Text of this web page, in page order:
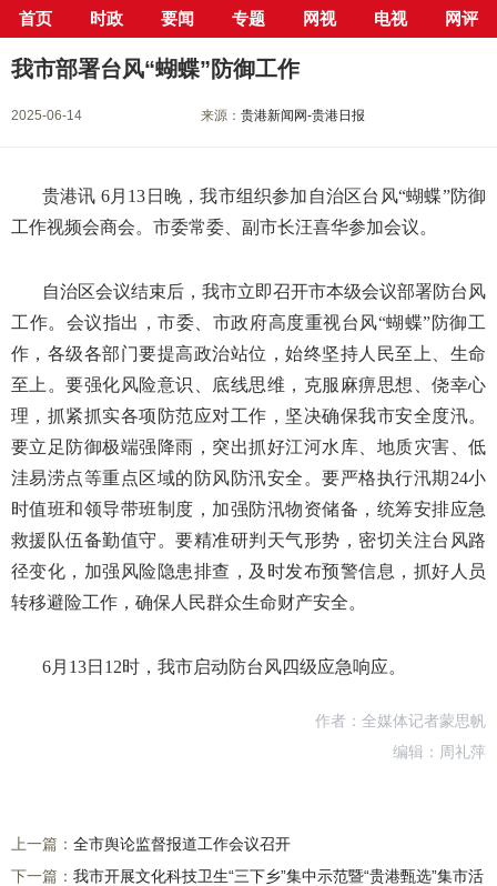
首页 时政 要闻 专题 网视 电视 网评
当前位置： 首页> 新闻中心> 要闻> 正文
我市部署台风“蝴蝶”防御工作
2025-06-14 来源：贵港新闻网-贵港日报
贵港讯 6月13日晚，我市组织参加自治区台风“蝴蝶”防御
工作视频会商会。市委常委、副市长汪喜华参加会议。
自治区会议结束后，我市立即召开市本级会议部署防台风
工作。会议指出，市委、市政府高度重视台风“蝴蝶”防御工
作，各级各部门要提高政治站位，始终坚持人民至上、生命
至上。要强化风险意识、底线思维，克服麻痹思想、侥幸心
理，抓紧抓实各项防范应对工作，坚决确保我市安全度汛。
要立足防御极端强降雨，突出抓好江河水库、地质灾害、低
洼易涝点等重点区域的防风防汛安全。要严格执行汛期24小
时值班和领导带班制度，加强防汛物资储备，统筹安排应急
救援队伍备勤值守。要精准研判天气形势，密切关注台风路
径变化，加强风险隐患排查，及时发布预警信息，抓好人员
转移避险工作，确保人民群众生命财产安全。
6月13日12时，我市启动防台风四级应急响应。
作者：全媒体记者蒙思帆
编辑：周礼萍
上一篇： 全市舆论监督报道工作会议召开
下一篇： 我市开展文化科技卫生“三下乡”集中示范暨“贵港甄选”集市活